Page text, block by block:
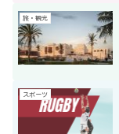
旅・観光
スポーツ